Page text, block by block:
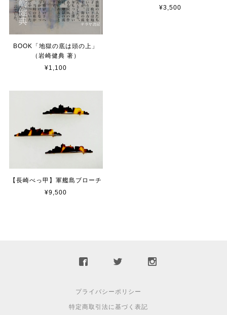
BOOK「地獄の底は頭の上」
（岩崎健典 著）
¥1,100
¥3,500
【長崎べっ甲】軍艦島ブローチ
¥9,500
プライバシーポリシー
特定商取引法に基づく表記